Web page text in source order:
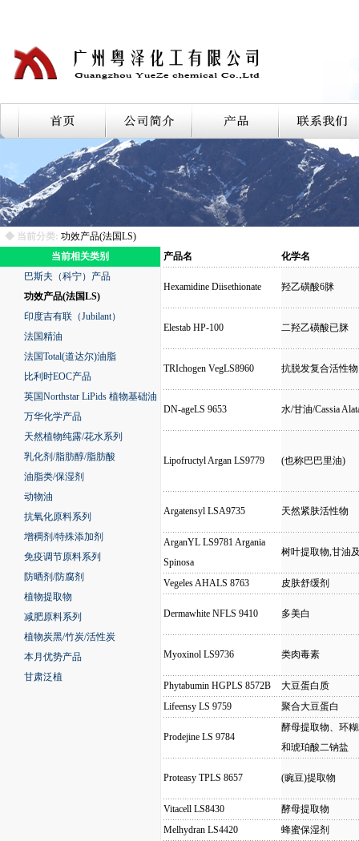
◆ 当前分类: 功效产品(法国LS)
当前相关类别
巴斯夫（科宁）产品
功效产品(法国LS)
印度吉有联（Jubilant）
法国精油
法国Total(道达尔)油脂
比利时EOC产品
英国Northstar LiPids 植物基础油
万华化学产品
天然植物纯露/花水系列
乳化剂/脂肪醇/脂肪酸
油脂类/保湿剂
动物油
抗氧化原料系列
增稠剂/特殊添加剂
免疫调节原料系列
防晒剂/防腐剂
植物提取物
减肥原料系列
植物炭黑/竹炭/活性炭
本月优势产品
甘肃泛植
产品名 化学名
Hexamidine Diisethionate 羟乙磺酸6脒
Elestab HP-100 二羟乙磺酸已脒
TRIchogen VegLS8960 抗脱发复合活性物
DN-ageLS 9653 水/甘油/Cassia
Lipofructyl Argan LS9779 (也称巴巴里油)
Argatensyl LSA9735 天然紧肤活性物
ArganYL LS9781 Argania
Spinosa
树叶提取物,甘油
Vegeles AHALS 8763 皮肤舒缓剂
Dermawhite NFLS 9410 多美白
Myoxinol LS9736 类肉毒素
Phytabumin HGPLS 8572B
大豆蛋白质
Lifeensy LS 9759
聚合大豆蛋白
Prodejine LS 9784
酵母提取物、环
和琥珀酸二钠盐
Proteasy TPLS 8657 (豌豆)提取物
Vitacell LS8430
酵母提取物
Melhydran LS4420
蜂蜜保湿剂